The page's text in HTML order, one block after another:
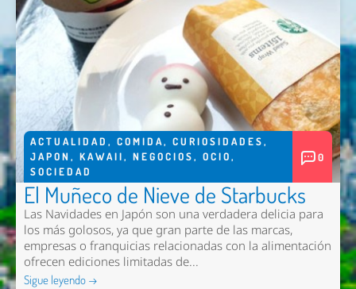
ACTUALIDAD , COMIDA, CURIOSIDADES,
JAPON , KAWAII, NEGOCIOS, OCIO,
SOCIEDAD
0
El Muñeco de Nieve de Starbucks
Las Navidades en Japón son una verdadera delicia para
los más golosos, ya que gran parte de las marcas,
empresas o franquicias relacionadas con la alimentación
ofrecen ediciones limitadas de...
Sigue leyendo →